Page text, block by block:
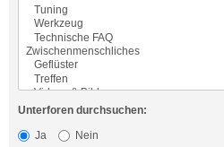
Unterforen durchsuchen:
Ja
Nein